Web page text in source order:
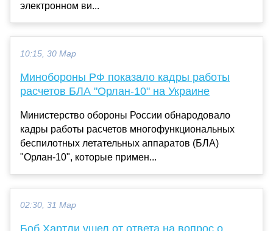
электронном ви...
10:15, 30 Мар
Минобороны РФ показало кадры работы
расчетов БЛА "Орлан-10" на Украине
Министерство обороны России обнародовало
кадры работы расчетов многофункциональных
беспилотных летательных аппаратов (БЛА)
"Орлан-10", которые примен...
02:30, 31 Мар